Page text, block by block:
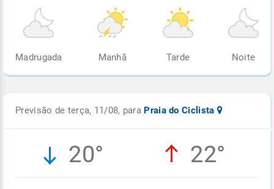
Madrugada Manhã Tarde Noite
Previsão de terça, 11/08, para Praia do Ciclista
20° 22°